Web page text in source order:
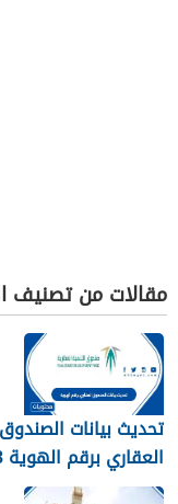
مقالات من تصنيف
تحديث بيانات الصندوق
الرابط والخطوات